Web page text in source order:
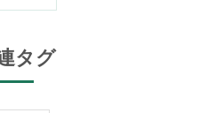
タグ